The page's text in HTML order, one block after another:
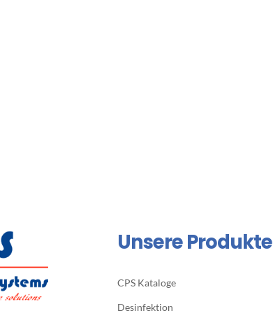
Unsere Produkte
CPS Kataloge
Desinfektion